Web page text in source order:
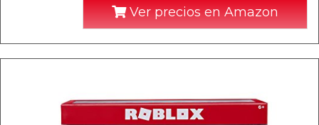
Ver precios en Amazon